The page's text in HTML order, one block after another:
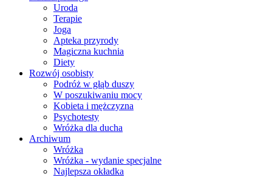
Uroda
Terapie
Joga
Apteka przyrody
Magiczna kuchnia
Diety
Rozwój osobisty
Podróż w głąb duszy
W poszukiwaniu mocy
Kobieta i mężczyzna
Psychotesty
Wróżka dla ducha
Archiwum
Wróżka
Wróżka - wydanie specjalne
Najlepsza okładka